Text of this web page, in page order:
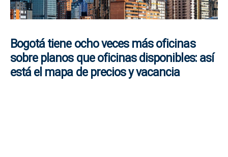
Bogotá tiene ocho veces más oficinas
sobre planos que oficinas disponibles: así
está el mapa de precios y vacancia